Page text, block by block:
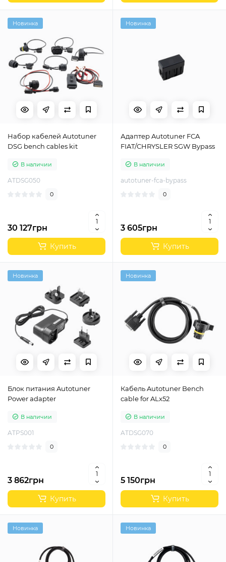
Новинка
Набор кабелей Autotuner
DSG bench cables kit
В наличии
ATDSG050
0
30 127грн
Купить
Новинка
Адаптер Autotuner FCA
FIAT/CHRYSLER SGW Bypass
В наличии
autotuner-fca-bypass
0
3 605грн
Купить
Новинка
Блок питания Autotuner
Power adapter
В наличии
ATPS001
0
3 862грн
Купить
Новинка
Кабель Autotuner Bench
cable for ALx52
В наличии
ATDSG070
0
5 150грн
Купить
Новинка Новинка